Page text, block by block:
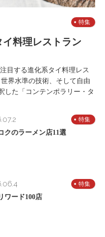
特集
料理レストラン
目する進化系タイ料理レス
界水準の技術、そして自由
した「コンテンポラリー・タ
特集
クのラーメン店11選
特集
ワード100店